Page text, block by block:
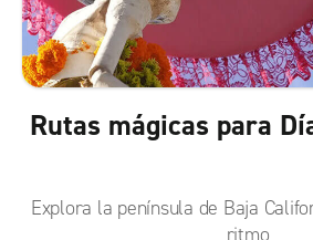
Rutas mágicas para
Explora la península de Baja
ritmo